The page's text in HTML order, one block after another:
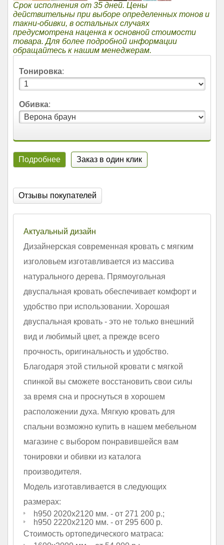
Срок исполнения от 35 дней. Цены
действительны при выборе определенных тонов и
такни-обивки, в остальных случаях
предусмотрена наценка к основной стоимости
товара. Для более подробной информации
обращайтесь к нашим менеджерам.
Тонировка:
Обивка:
Подробнее Заказ в один клик
Отзывы покупателей
Актуальный дизайн
Дизайнерская современная кровать с мягким
изголовьем изготавливается из массива
натурального дерева. Прямоугольная
двуспальная кровать обеспечивает комфорт и
удобство при использовании. Хорошая
двуспальная кровать - это не только внешний
вид и любимый цвет, а прежде всего
прочность, оригинальность и удобство.
Благодаря этой стильной кровати с мягкой
спинкой вы сможете восстановить свои силы
за время сна и проснуться в хорошем
расположении духа. Мягкую кровать для
спальни возможно купить в нашем мебельном
магазине с выбором понравившейся вам
тонировки и обивки из каталога
производителя.
Модель изготавливается в следующих
размерах:
h950 2020х2120 мм. - от 271 200 р.;
h950 2220х2120 мм. - от 295 600 р.
Стоимость ортопедического матраса: